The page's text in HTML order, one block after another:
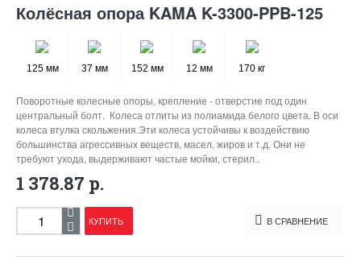
Колёсная опора KAMA K-3300-PPB-125
125 мм 37 мм 152 мм 12 мм 170 кг
Поворотные колесные опоры, крепление - отверстие под один
центральный болт. Колеса отлиты из полиамида белого цвета. В оси
колеса втулка скольжения.Эти колеса устойчивы к воздействию
большинства агрессивных веществ, масел, жиров и т.д. Они не
требуют ухода, выдерживают частые мойки, стерил..
1 378.87 р.
КУПИТЬ В СРАВНЕНИЕ